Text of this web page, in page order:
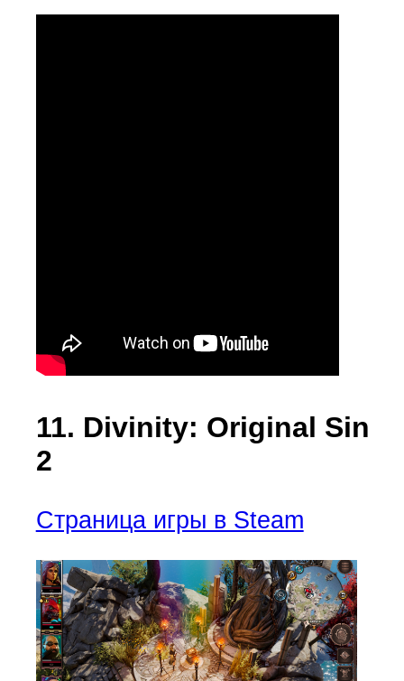
11. Divinity: Original Sin
2
Страница игры в Steam